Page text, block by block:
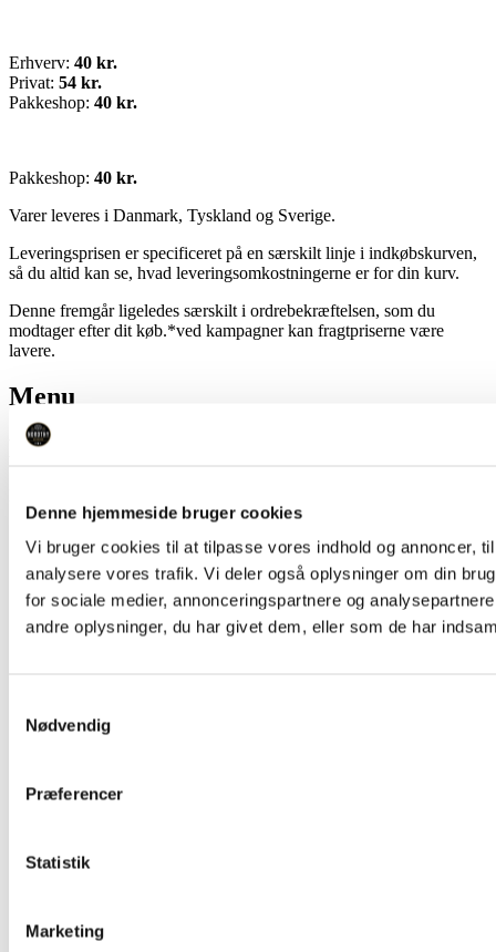
Denne hjemmeside bruger cookies
Vi bruger cookies til at tilpasse vores indhold og annoncer,
analysere vores trafik. Vi deler også oplysninger om din
for sociale medier, annonceringspartnere og
andre oplysninger, du har givet dem, eller som de har
Nødvendig
Præferencer
Statistik
Marketing
Erhverv: 40 kr.
Privat: 54 kr.
Pakkeshop: 40 kr.
Pakkeshop: 40 kr.
Varer leveres i Danmark, Tyskland og Sverige.
Leveringsprisen er specificeret på en særskilt linje i indkøbskurven,
så du altid kan se, hvad leveringsomkostningerne er for din kurv.
Denne fremgår ligeledes særskilt i ordrebekræftelsen, som du
modtager efter dit køb.*ved kampagner kan fragtpriserne være
lavere.
Menu
Find os her